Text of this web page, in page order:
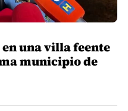
una villa feente
municipio de